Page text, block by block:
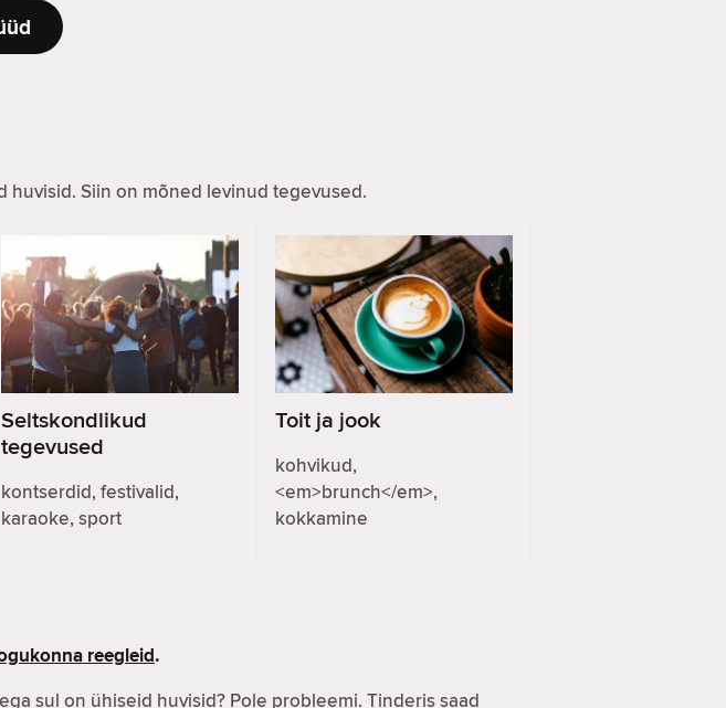
Siin on mõned levinud tegevused.
Seltskondlikud
tegevused
kontserdid, festivalid,
karaoke, sport
Toit ja jook
kohvikud,
<em>brunch</em>,
kokkamine
reegleid.
sul on ühiseid huvisid? Pole probleemi. Tinderis saad